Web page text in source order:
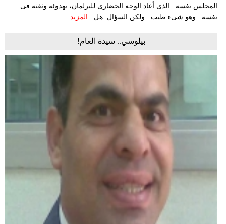
وتكنولوجيا
فيديو
المجلس نفسه.. الذى أعاد الوجه الحضارى للبرلمان، بهدوئه وثقته فى
نفسه.. وهو شىء طيب.. ولكن السؤال: هل... المزيد
بيلوسي.. سيدة العام!